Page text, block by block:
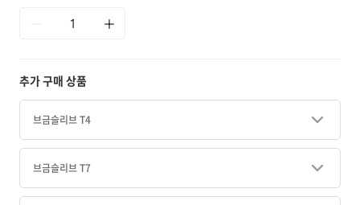
추가 구매 상품
브금슬리브 T4
브금슬리브 T7